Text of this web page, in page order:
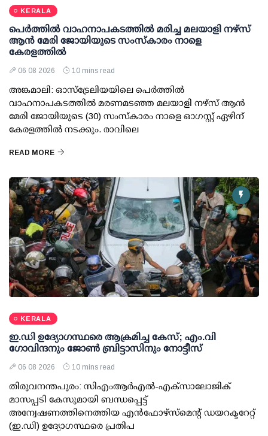
KERALA
പെർത്തിൽ വാഹനാപകടത്തിൽ മരിച്ച മലയാളി നഴ്സ്
ആൻ മേരി ജോയിയുടെ സംസ്കാരം നാളെ
കേരളത്തിൽ
06 08 2026 10 mins read
അങ്കമാലി: ഓസ്‌ട്രേലിയയിലെ പെർത്തിൽ
വാഹനാപകടത്തിൽ മരണമടഞ്ഞ മലയാളി നഴ്സ് ആൻ
മേരി ജോയിയുടെ (30) സംസ്കാരം നാളെ ഓഗസ്റ്റ് ഏഴിന്
കേരളത്തിൽ നടക്കും. രാവിലെ
READ MORE
KERALA
ഇ.ഡി ഉദ്യോഗസ്ഥരെ ആക്രമിച്ച കേസ്; എം.വി
ഗോവിന്ദനും ജോണ്‍ ബ്രിട്ടാസിനും നോട്ടീസ്
06 08 2026 10 mins read
തിരുവനന്തപുരം: സിഎംആര്‍എല്‍-എക്‌സാലോജിക്
മാസപ്പടി കേസുമായി ബന്ധപ്പെട്ട്
അന്വേഷണത്തിനെത്തിയ എന്‍ഫോഴ്സ്മെന്റ് ഡയറക്ടറേറ്റ്
(ഇ.ഡി) ഉദ്യോഗസ്ഥരെ പ്രതിപ